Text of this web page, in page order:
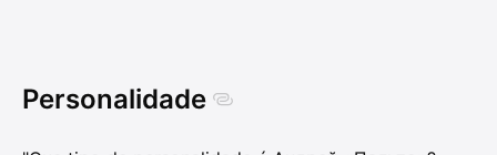
Personalidade